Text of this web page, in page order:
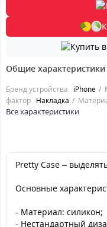
Общие характеристики
Бренд устройства iPhone
фактор Накладка
Все характеристики
Pretty Case –
Основные
- Материал: силикон;
- Нестандартный